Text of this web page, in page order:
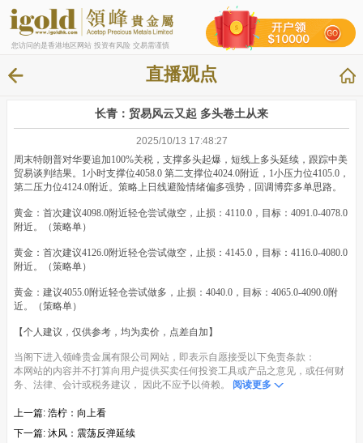
您访问的是香港地区网站 投资有风险 交易需谨慎
直播观点
长青：贸易风云又起 多头卷土从来
2025/10/13 17:48:27
周末特朗普对华要追加100%关税，支撑多头起爆，短线上多头延续，跟踪中美
贸易谈判结果。1小时支撑位4058.0 第二支撑位4024.0附近，1小压力位4105.0，
第二压力位4124.0附近。策略上日线避险情绪偏多强势，回调博弈多单思路。
黄金：首次建议4098.0附近轻仓尝试做空，止损：4110.0，目标：4091.0-4078.0
附近。（策略单）
黄金：首次建议4126.0附近轻仓尝试做空，止损：4145.0，目标：4116.0-4080.0
附近。（策略单）
黄金：建议4055.0附近轻仓尝试做多，止损：4040.0，目标：4065.0-4090.0附
近。（策略单）
【个人建议，仅供参考，均为卖价，点差自加】
当阁下进入领峰贵金属有限公司网站，即表示自愿接受以下免责条款：
本网站的内容并不打算向用户提供买卖任何投资工具或产品之意见，或任何财
务、法律、会计或税务建议， 因此不应予以倚赖。
阅读更多
上一篇: 浩柠：向上看
下一篇: 沐风：震荡反弹延续